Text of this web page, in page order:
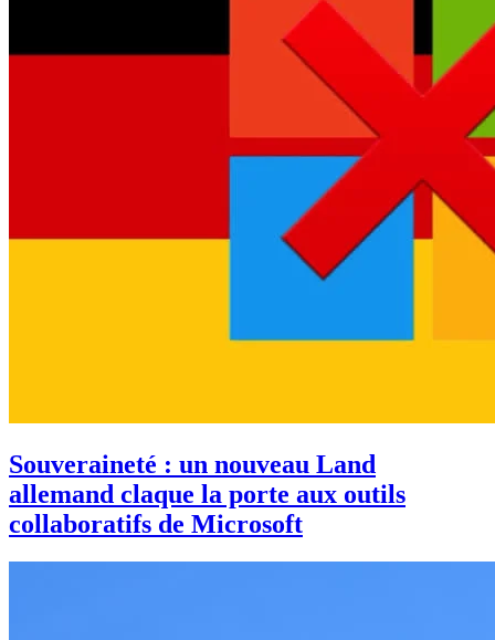
Souveraineté : un nouveau Land
allemand claque la porte aux outils
collaboratifs de Microsoft